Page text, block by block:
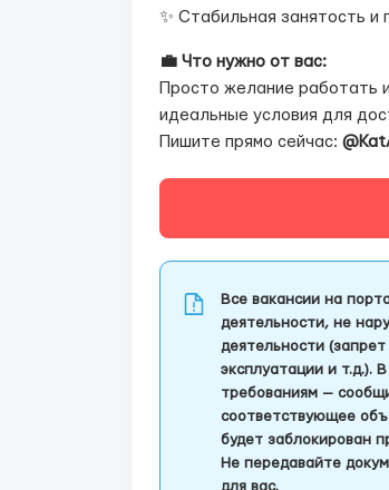
✨ Стабильная занятость
💼 Что нужно от вас:
Просто желание работать
идеальные условия для
Пишите прямо сейчас:
Все вакансии на
деятельности, не
деятельности
эксплуатации и т.д.).
требованиям —
соответствующее
будет заблокирован
Не передавайте
для вас.